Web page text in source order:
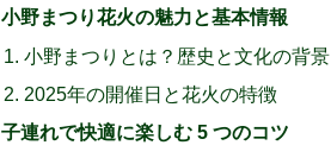
小野まつり花火の魅力と基本情報
小野まつりとは？歴史と文化の背景
2025年の開催日と花火の特徴
子連れで快適に楽しむ 5 つのコツ